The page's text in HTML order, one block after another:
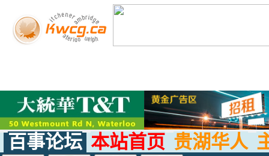
百事论坛 本站首页 贵湖华人